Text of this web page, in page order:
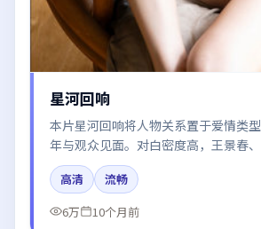
星河回响
本片星河回响将人物关系置于爱情类
年与观众见面。对白密度高，王景春
朝伟的台词节奏值得关注；整体气质偏
调摄影。
高清
流畅
6万
10个月前